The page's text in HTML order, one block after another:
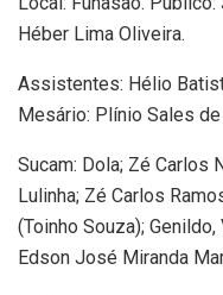
Héber Lima Oliveira.
Assistentes: Hélio
Mesário: Plínio Sales de
Sucam: Dola; Zé Carlos
Lulinha; Zé Carlos
(Toinho Souza);
Edson José Miranda